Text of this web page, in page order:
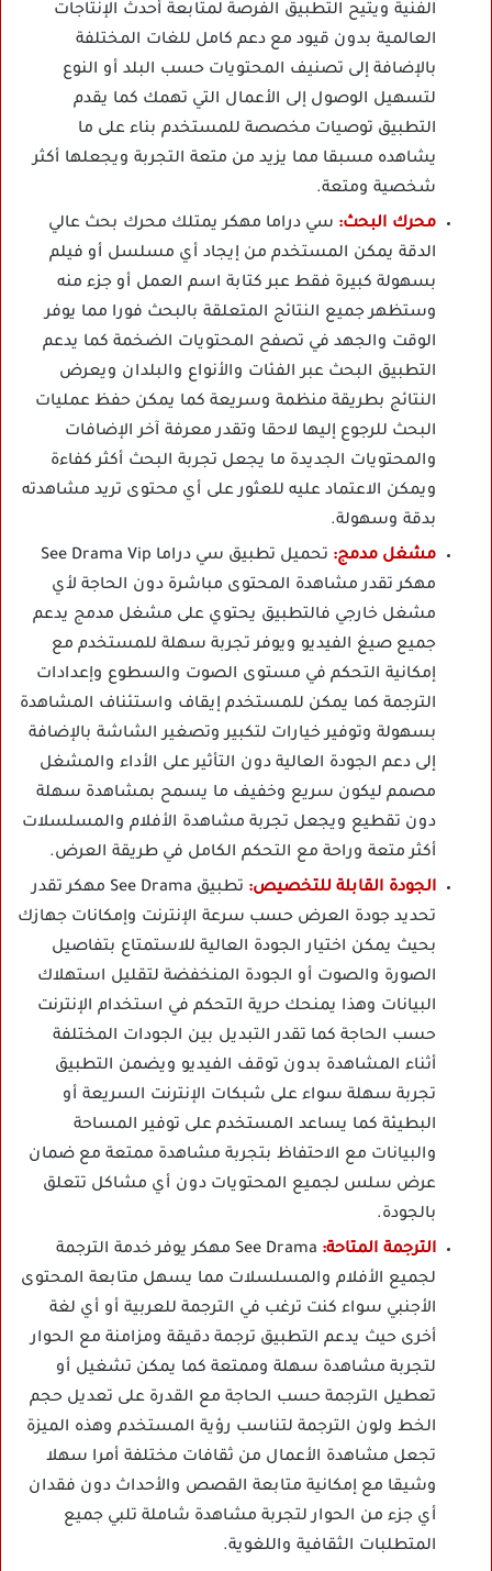
الفنية ويتيح التطبيق الفرصة لمتابعة أحدث الإنتاجات
العالمية بدون قيود مع دعم كامل للغات المختلفة
بالإضافة إلى تصنيف المحتويات حسب البلد أو النوع
لتسهيل الوصول إلى الأعمال التي تهمك كما يقدم
التطبيق توصيات مخصصة للمستخدم بناء على ما
يشاهده مسبقا مما يزيد من متعة التجربة ويجعلها أكثر
شخصية ومتعة.
محرك البحث: سي دراما مهكر يمتلك محرك بحث عالي
الدقة يمكن المستخدم من إيجاد أي مسلسل أو فيلم
بسهولة كبيرة فقط عبر كتابة اسم العمل أو جزء منه
وستظهر جميع النتائج المتعلقة بالبحث فورا مما يوفر
الوقت والجهد في تصفح المحتويات الضخمة كما يدعم
التطبيق البحث عبر الفئات والأنواع والبلدان ويعرض
النتائج بطريقة منظمة وسريعة كما يمكن حفظ عمليات
البحث للرجوع إليها لاحقا وتقدر معرفة آخر الإضافات
والمحتويات الجديدة ما يجعل تجربة البحث أكثر كفاءة
ويمكن الاعتماد عليه للعثور على أي محتوى تريد مشاهدته
بدقة وسهولة.
مشغل مدمج:
تحميل تطبيق سي دراما See Drama Vip
مهكر تقدر مشاهدة المحتوى مباشرة دون الحاجة لأي
مشغل خارجي فالتطبيق يحتوي على مشغل مدمج يدعم
جميع صيغ الفيديو ويوفر تجربة سهلة للمستخدم مع
إمكانية التحكم في مستوى الصوت والسطوع وإعدادات
الترجمة كما يمكن للمستخدم إيقاف واستئناف المشاهدة
بسهولة وتوفير خيارات لتكبير وتصغير الشاشة بالإضافة
إلى دعم الجودة العالية دون التأثير على الأداء والمشغل
مصمم ليكون سريع وخفيف ما يسمح بمشاهدة سهلة
دون تقطيع ويجعل تجربة مشاهدة الأفلام والمسلسلات
أكثر متعة وراحة مع التحكم الكامل في طريقة العرض.
الجودة القابلة للتخصيص:
تطبيق See Drama مهكر تقدر
تحديد جودة العرض حسب سرعة الإنترنت وإمكانات جهازك
بحيث يمكن اختيار الجودة العالية للاستمتاع بتفاصيل
الصورة والصوت أو الجودة المنخفضة لتقليل استهلاك
البيانات وهذا يمنحك حرية التحكم في استخدام الإنترنت
حسب الحاجة كما تقدر التبديل بين الجودات المختلفة
أثناء المشاهدة بدون توقف الفيديو ويضمن التطبيق
تجربة سهلة سواء على شبكات الإنترنت السريعة أو
البطيئة كما يساعد المستخدم على توفير المساحة
والبيانات مع الاحتفاظ بتجربة مشاهدة ممتعة مع ضمان
عرض سلس لجميع المحتويات دون أي مشاكل تتعلق
بالجودة.
الترجمة المتاحة:
See Drama مهكر يوفر خدمة الترجمة
لجميع الأفلام والمسلسلات مما يسهل متابعة المحتوى
الأجنبي سواء كنت ترغب في الترجمة للعربية أو أي لغة
أخرى حيث يدعم التطبيق ترجمة دقيقة ومزامنة مع الحوار
لتجربة مشاهدة سهلة وممتعة كما يمكن تشغيل أو
تعطيل الترجمة حسب الحاجة مع القدرة على تعديل حجم
الخط ولون الترجمة لتناسب رؤية المستخدم وهذه الميزة
تجعل مشاهدة الأعمال من ثقافات مختلفة أمرا سهلا
وشيقا مع إمكانية متابعة القصص والأحداث دون فقدان
أي جزء من الحوار لتجربة مشاهدة شاملة تلبي جميع
المتطلبات الثقافية واللغوية.